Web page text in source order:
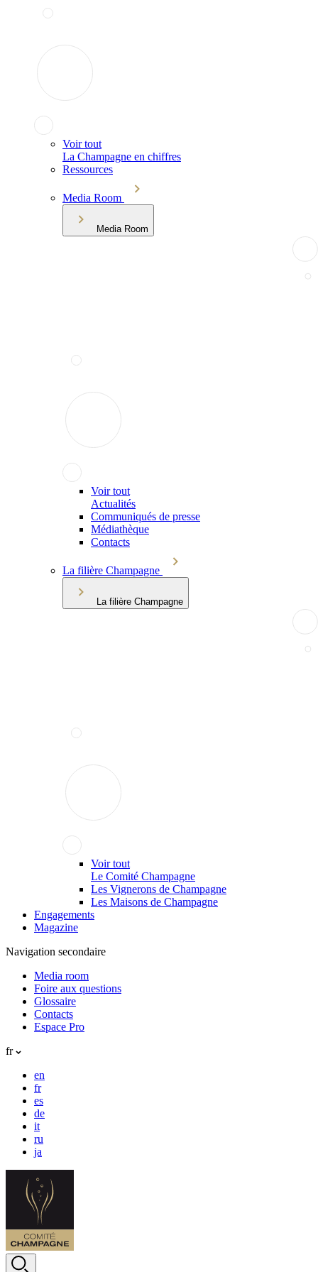
Voir tout
La Champagne en chiffres
Ressources
Media Room
Media Room
Voir tout
Actualités
Communiqués de presse
Médiathèque
Contacts
La filière Champagne
La filière Champagne
Voir tout
Le Comité Champagne
Les Vignerons de Champagne
Les Maisons de Champagne
Engagements
Magazine
Navigation secondaire
Media room
Foire aux questions
Glossaire
Contacts
Espace Pro
fr
en
fr
es
de
it
ru
ja